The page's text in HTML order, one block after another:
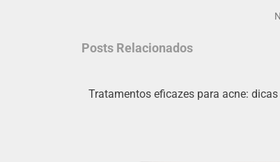
Posts Relacionados
Tratamentos eficazes para acne: